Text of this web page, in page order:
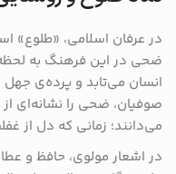
در عرفان اسلامی، «طلوع»
ضحی در این فرهنگ به
انسان می‌تابد و پرده‌ی جهل
صوفیان، ضحی را نشانه‌ای
می‌دانند؛ زمانی که دل از
در اشعار مولوی، حافظ و